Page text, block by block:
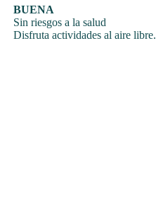
BUENA
Sin riesgos a la salud
Disfruta actividades al aire libre.